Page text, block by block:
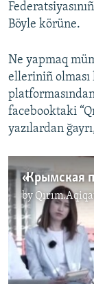
Böyle körüne.
Ne yapmaq
elleriniñ olması
facebooktaki
yazılardan
by
No